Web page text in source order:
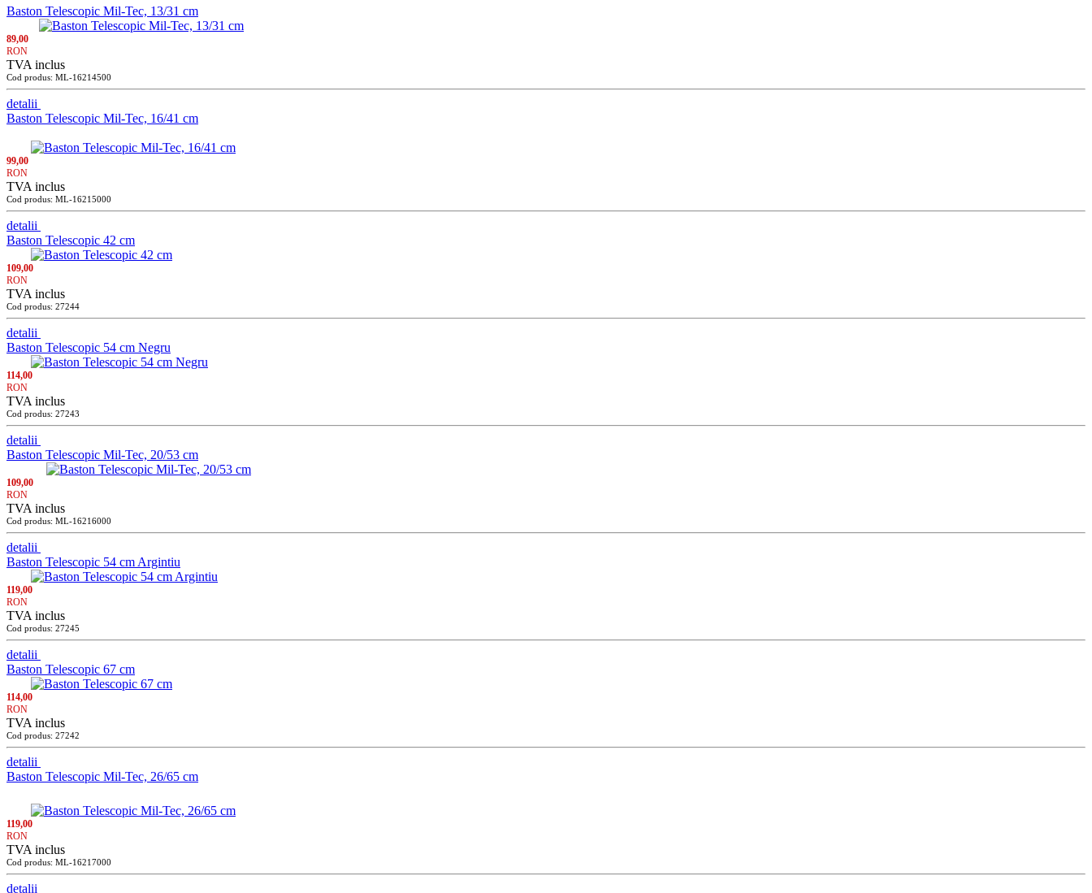
Baston Telescopic Mil-Tec, 13/31 cm
89,00
RON
TVA inclus
Cod produs: ML-16214500
detalii
Baston Telescopic Mil-Tec, 16/41 cm
99,00
RON
TVA inclus
Cod produs: ML-16215000
detalii
Baston Telescopic 42 cm
109,00
RON
TVA inclus
Cod produs: 27244
detalii
Baston Telescopic 54 cm Negru
114,00
RON
TVA inclus
Cod produs: 27243
detalii
Baston Telescopic Mil-Tec, 20/53 cm
109,00
RON
TVA inclus
Cod produs: ML-16216000
detalii
Baston Telescopic 54 cm Argintiu
119,00
RON
TVA inclus
Cod produs: 27245
detalii
Baston Telescopic 67 cm
114,00
RON
TVA inclus
Cod produs: 27242
detalii
Baston Telescopic Mil-Tec, 26/65 cm
119,00
RON
TVA inclus
Cod produs: ML-16217000
detalii